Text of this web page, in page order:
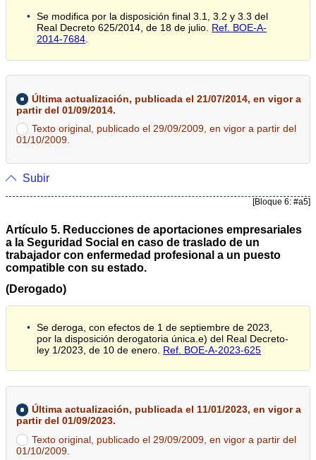
Se modifica por la disposición final 3.1, 3.2 y 3.3 del
Real Decreto 625/2014, de 18 de julio. Ref. BOE-A-
2014-7684
Última actualización, publicada el 21/07/2014, en vigor a
partir del 01/09/2014.
Texto original, publicado el 29/09/2009, en vigor a partir del
01/10/2009.
Subir
[Bloque 6: #a5]
Artículo 5. Reducciones de aportaciones empresariales
a la Seguridad Social en caso de traslado de un
trabajador con enfermedad profesional a un puesto
compatible con su estado.
(Derogado)
Se deroga, con efectos de 1 de septiembre de 2023,
por la disposición derogatoria única.e) del Real Decreto-
ley 1/2023, de 10 de enero. Ref. BOE-A-2023-625
Última actualización, publicada el 11/01/2023, en vigor a
partir del 01/09/2023.
Texto original, publicado el 29/09/2009, en vigor a partir del
01/10/2009.